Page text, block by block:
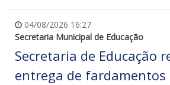
04/08/2026 16:27
Secretaria Municipal de Educação
Secretaria de Educação
entrega de fardamentos